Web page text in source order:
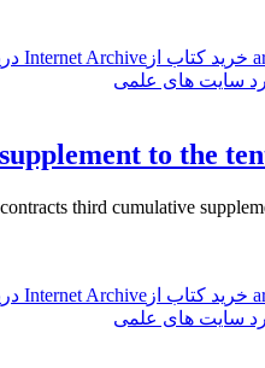
سایت های علمی
سایت های علمی